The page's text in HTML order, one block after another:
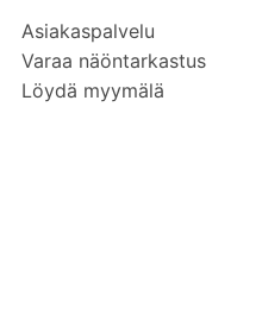
Asiakaspalvelu
Varaa näöntarkastus
Löydä myymälä